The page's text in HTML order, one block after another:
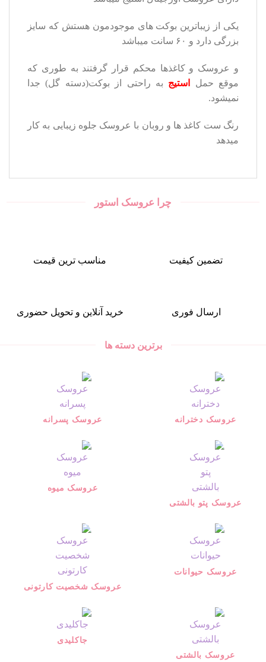
یکی از زیباترین بوکت های موجودمون هستشکه سایز
بزرگی دارد و ۶۰ سانت میباشد
و عروسک و کاغذها محکم قرار گرفتند به طوری که
موقع حمل
استیج به راحتی از بوکت(دسته گل) جدا
نمیشود.
رنگ ست کاغذ ها و روبان با عروسک جلوه زیبایی به کار
میدهد
چرا عروسک استور
تضمین کیفیت مناسب ترین قیمت
ارسال فوری خرید آنلاین و تحویل حضوری
برترین دسته ها
عروسک دخترانه عروسک پسرانه
عروسک پتو بالشتی
عروسک میوه
عروسک حیوانات
عروسک شخصیت کارتونی
عروسک بالشتی
جاکلیدی